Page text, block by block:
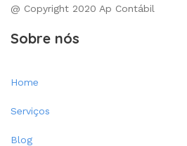
@ Copyright 2020 Ap Contábil
Sobre nós
Home
Serviços
Blog